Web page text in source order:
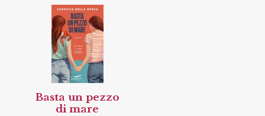
Basta un pezzo
di mare